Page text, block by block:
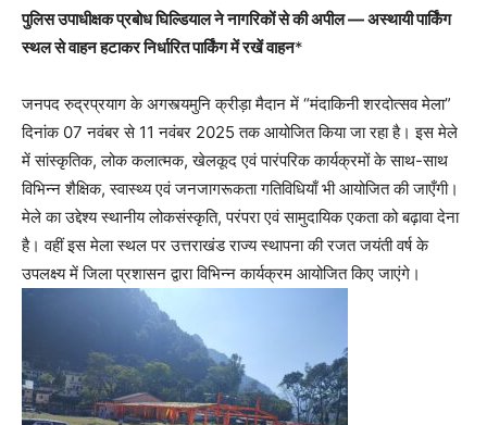
पुलिस उपाधीक्षक प्रबोध घिल्डियाल ने नागरिकों से की अपील — अस्थायी पार्किंग
स्थल से वाहन हटाकर निर्धारित पार्किंग में रखें वाहन*
जनपद रुद्रप्रयाग के अगस्त्यमुनि क्रीड़ा मैदान में “मंदाकिनी शरदोत्सव मेला”
दिनांक 07 नवंबर से 11 नवंबर 2025 तक आयोजित किया जा रहा है। इस मेले
में सांस्कृतिक, लोक कलात्मक, खेलकूद एवं पारंपरिक कार्यक्रमों के साथ-साथ
विभिन्न शैक्षिक, स्वास्थ्य एवं जनजागरूकता गतिविधियाँ भी आयोजित की जाएँगी।
मेले का उद्देश्य स्थानीय लोकसंस्कृति, परंपरा एवं सामुदायिक एकता को बढ़ावा देना
है। वहीं इस मेला स्थल पर उत्तराखंड राज्य स्थापना की रजत जयंती वर्ष के
उपलक्ष्य में जिला प्रशासन द्वारा विभिन्न कार्यक्रम आयोजित किए जाएंगे।